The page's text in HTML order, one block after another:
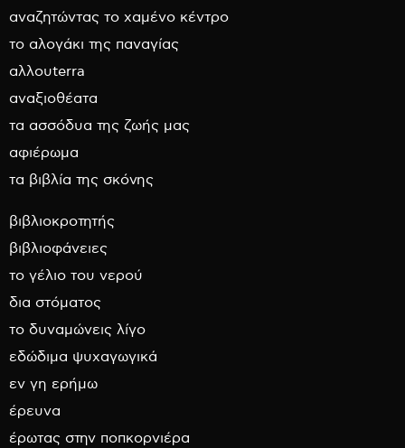
αναζητώντας το χαμένο κέντρο
το αλογάκι της παναγίας
αλλουterra
αναξιοθέατα
τα ασσόδυα της ζωής μας
αφιέρωμα
τα βιβλία της σκόνης
βιβλιοκροτητής
βιβλιοφάνειες
το γέλιο του νερού
δια στόματος
το δυναμώνεις λίγο
εδώδιμα ψυχαγωγικά
εν γη ερήμω
έρευνα
έρωτας στην ποπκορνιέρα